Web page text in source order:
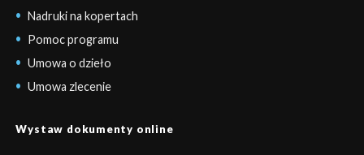
Nadruki na kopertach
Pomoc programu
Umowa o dzieło
Umowa zlecenie
Wystaw dokumenty online